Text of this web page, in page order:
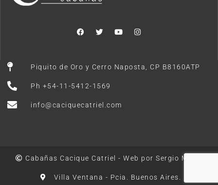
Piquito de Oro y Cerro Naposta, CP B8160ATP
Ph +54-11-5412-1569
info@caciquecatriel.com
Cabañas Cacique Catriel - Web por Sergio Marto
Villa Ventana - Pcia. Buenos Aires.